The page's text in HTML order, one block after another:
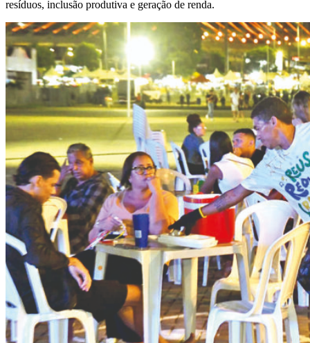
resíduos, inclusão produtiva e geração de renda.